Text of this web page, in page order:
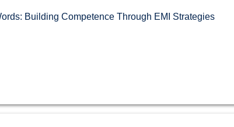
Building Competence Through EMI Strategies